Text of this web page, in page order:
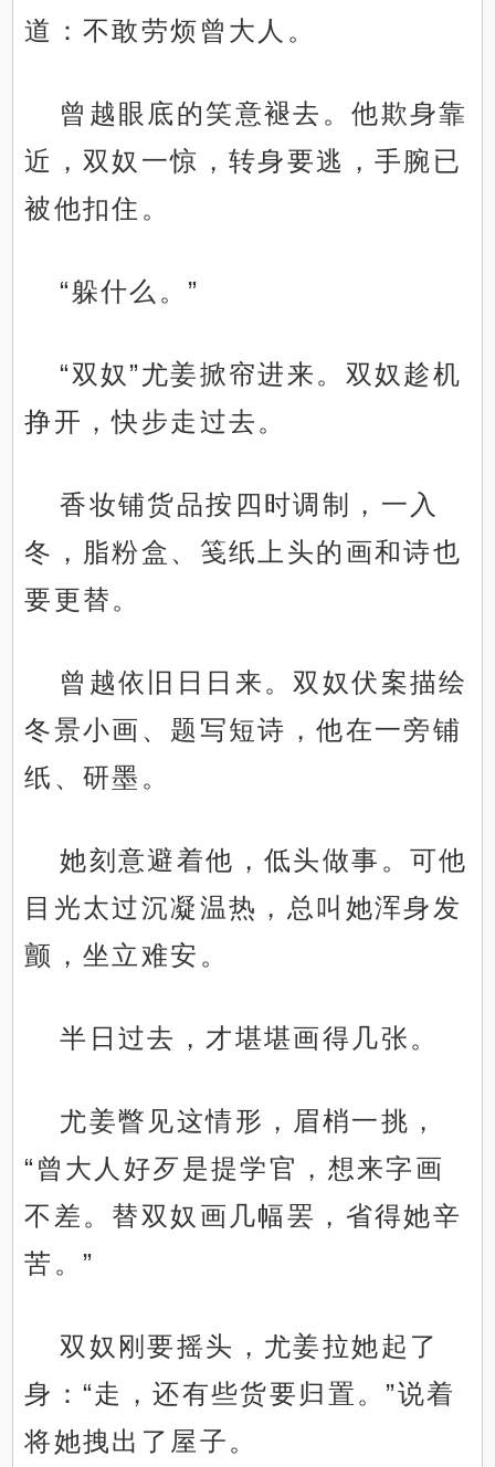
道：不敢劳烦曾大人。
曾越眼底的笑意褪去。他欺身靠
近，双奴一惊，转身要逃，手腕已
被他扣住。
“躲什么。”
“双奴”尤姜掀帘进来。双奴趁机
挣开，快步走过去。
香妆铺货品按四时调制，一入
冬，脂粉盒、笺纸上头的画和诗也
要更替。
曾越依旧日日来。双奴伏案描绘
冬景小画、题写短诗，他在一旁铺
纸、研墨。
她刻意避着他，低头做事。可他
目光太过沉凝温热，总叫她浑身发
颤，坐立难安。
半日过去，才堪堪画得几张。
尤姜瞥见这情形，眉梢一挑，
“曾大人好歹是提学官，想来字画
不差。替双奴画几幅罢，省得她辛
苦。”
双奴刚要摇头，尤姜拉她起了
身：“走，还有些货要归置。”说着
将她拽出了屋子。